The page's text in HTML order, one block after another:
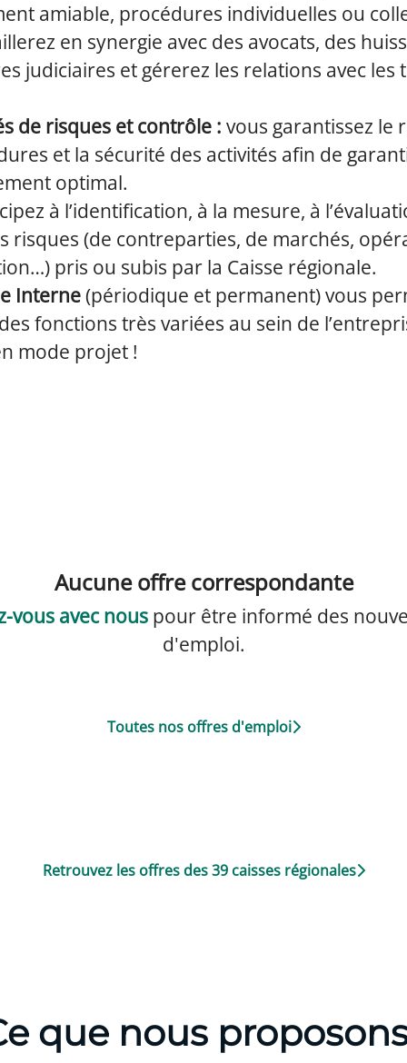
amiable, procédures individuelles ou
en synergie avec des avocats, des
judiciaires et gérerez les relations avec les
de risques et contrôle : vous garantissez le
et la sécurité des activités afin de
optimal.
à l’identification, à la mesure, à
risques (de contreparties, de marchés,
pris ou subis par la Caisse régionale.
Interne(périodique et permanent) vous
fonctions très variées au sein de
mode projet !
Aucune offre correspondante
vous avec nouspour être informé des
d'emploi.
Toutes nos offres d'emploi
Retrouvez les offres des 39 caisses régionales
que nous